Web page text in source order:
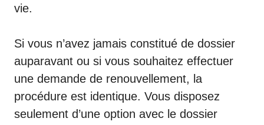
vie.
Si vous n’avez jamais constitué de dossier
auparavant ou si vous souhaitez effectuer
une demande de renouvellement, la
procédure est identique. Vous disposez
seulement d’une option avec le dossier